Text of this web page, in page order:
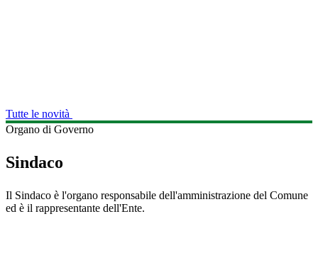
Tutte le novità
Organo di Governo
Sindaco
Il Sindaco è l'organo responsabile dell'amministrazione del Comune
ed è il rappresentante dell'Ente.